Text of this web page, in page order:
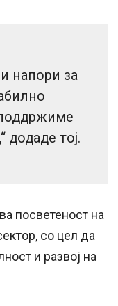
напори за
додаде тој.
посветеност на
со цел да
и развој на